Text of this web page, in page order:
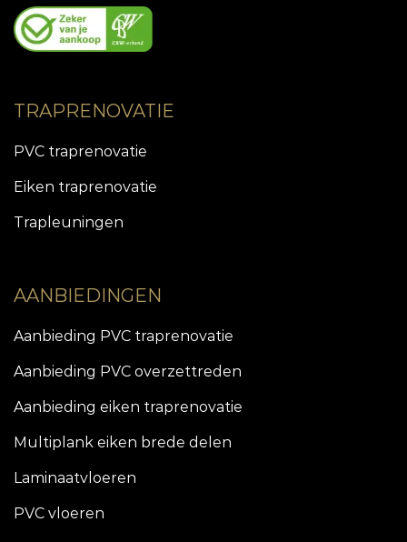
TRAPRENOVATIE
PVC traprenovatie
Eiken traprenovatie
Trapleuningen
AANBIEDINGEN
Aanbieding PVC traprenovatie
Aanbieding PVC overzettreden
Aanbieding eiken traprenovatie
Multiplank eiken brede delen
Laminaatvloeren
PVC vloeren